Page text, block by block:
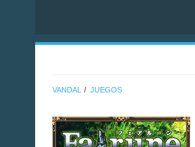
VANDAL JUEGOS